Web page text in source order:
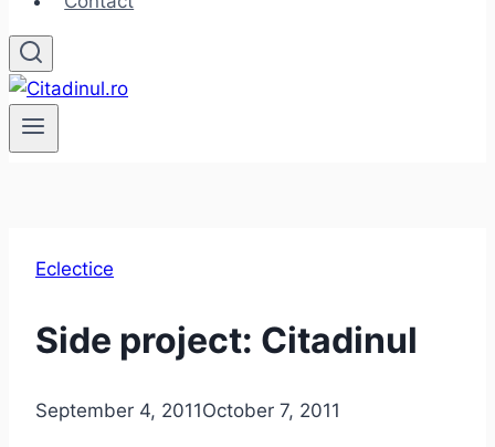
Eclectice
Side project: Citadinul
September 4, 2011October 7, 2011